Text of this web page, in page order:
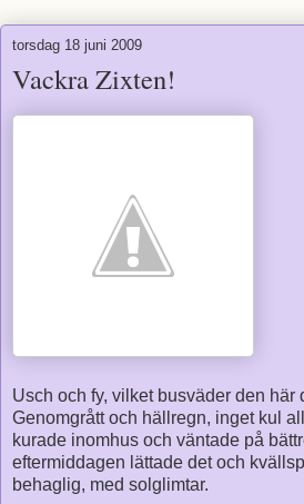
torsdag 18 juni 2009
Vackra Zixten!
Usch och fy, vilket busväder den här
Genomgrått och hällregn, inget kul
kurade inomhus och väntade på
eftermiddagen lättade det och
behaglig, med solglimtar.